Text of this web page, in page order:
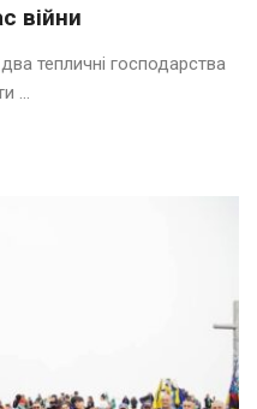
війни
тепличні господарства
...